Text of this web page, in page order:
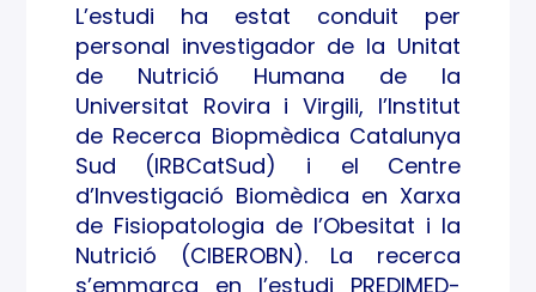
L’estudi ha estat conduit per
personal investigador de la Unitat
de Nutrició Humana de la
Universitat Rovira i Virgili, l’Institut
de Recerca Biopmèdica Catalunya
Sud (IRBCatSud) i el Centre
d’Investigació Biomèdica en Xarxa
de Fisiopatologia de l’Obesitat i la
Nutrició (CIBEROBN). La recerca
s’emmarca en l’estudi PREDIMED-